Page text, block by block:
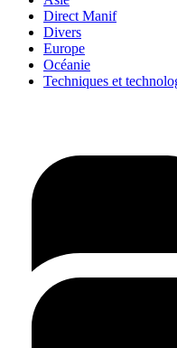
Direct Manif
Divers
Europe
Océanie
Techniques et